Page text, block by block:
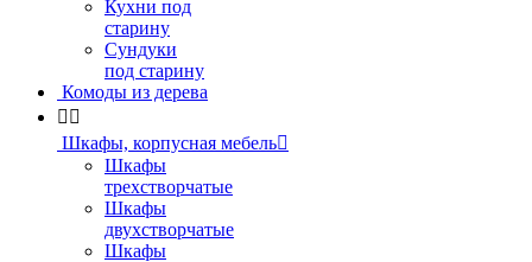
Кухни под
старину
Сундуки
под старину
Комоды из дерева
 
Шкафы, корпусная мебель
Шкафы
трехстворчатые
Шкафы
двухстворчатые
Шкафы